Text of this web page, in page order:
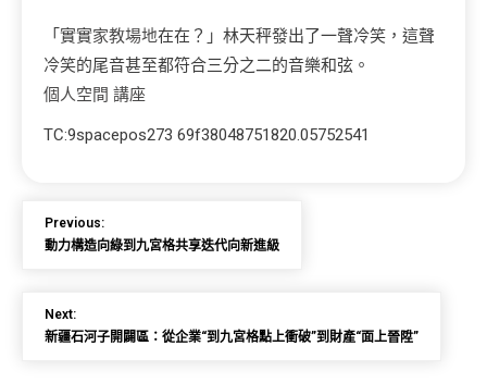
「實實家教場地在在？」林天秤發出了一聲冷笑，這聲
冷笑的尾音甚至都符合三分之二的音樂和弦。
個人空間 講座
TC:9spacepos273 69f38048751820.05752541
Previous:
動力構造向綠到九宮格共享迭代向新進級
Next:
新疆石河子開闢區：從企業“到九宮格點上衝破”到財產“面上晉陞”